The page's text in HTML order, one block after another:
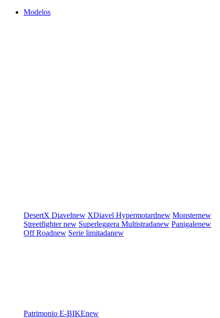
Modelos
DesertX Diavelnew XDiavel Hypermotardnew Monsternew
Streetfighternew Superleggera Multistradanew Panigalenew
Off Roadnew Serie limitadanew
Patrimonio E-BIKEnew